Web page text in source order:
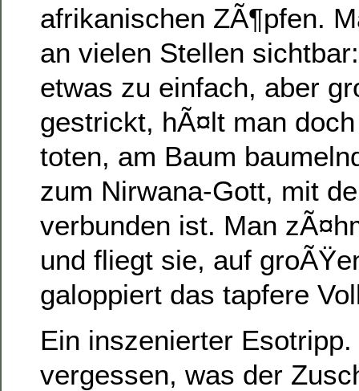
afrikanischen ZÃ¶pfen.
an vielen Stellen
etwas zu einfach, aber
gestrickt, hÃ¤lt man
toten, am Baum
zum Nirwana-Gott, mit
verbunden ist. Man
und fliegt sie, auf
galoppiert das tapfere
Ein inszenierter
vergessen, was der